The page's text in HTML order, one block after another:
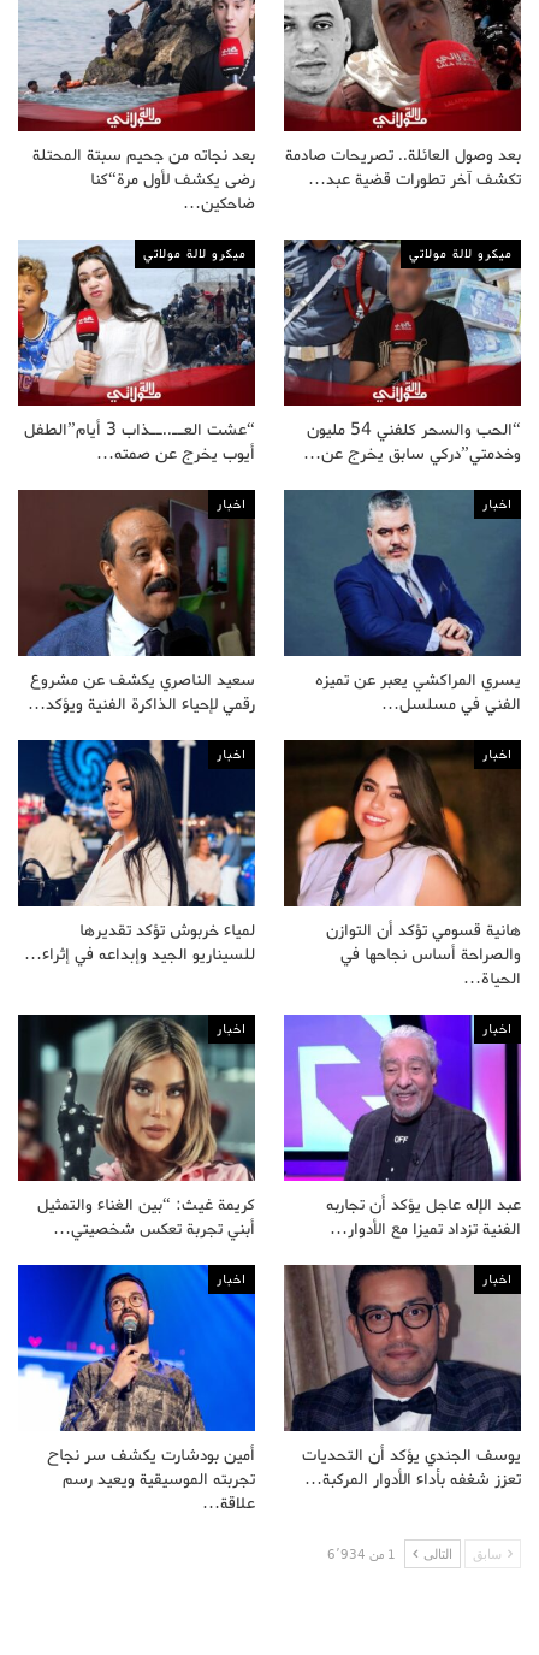
بعد وصول العائلة.. تصريحات صادمة
تكشف آخر تطورات قضية عبد…
بعد نجاته من جحيم سبتة المحتلة
رضى يكشف لأول مرة“كنا
ضاحكين…
ميكرو لالة مولاتي
“الحب والسحر كلفني 54 مليون
وخدمتي”دركي سابق يخرج عن…
ميكرو لالة مولاتي
“عشت العــ..ــذاب 3 أيام”الطفل
أيوب يخرج عن صمته…
اخبار
يسري المراكشي يعبر عن تميزه
الفني في مسلسل…
اخبار
سعيد الناصري يكشف عن مشروع
رقمي لإحياء الذاكرة الفنية ويؤكد…
اخبار
هانية قسومي تؤكد أن التوازن
والصراحة أساس نجاحها في
الحياة…
اخبار
لمياء خربوش تؤكد تقديرها
للسيناريو الجيد وإبداعه في إثراء…
اخبار
عبد الإله عاجل يؤكد أن تجاربه
الفنية تزداد تميزا مع الأدوار…
اخبار
كريمة غيث: “بين الغناء والتمثيل
أبني تجربة تعكس شخصيتي…
اخبار
يوسف الجندي يؤكد أن التحديات
تعزز شغفه بأداء الأدوار المركبة…
اخبار
أمين بودشارت يكشف سر نجاح
تجربته الموسيقية ويعيد رسم
علاقة…
سابق التالى 1 من 6٬934